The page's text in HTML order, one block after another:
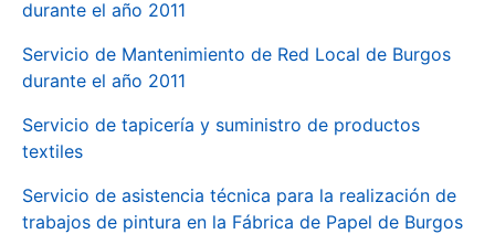
durante el año 2011
Servicio de Mantenimiento de Red Local de Burgos
durante el año 2011
Servicio de tapicería y suministro de productos
textiles
Servicio de asistencia técnica para la realización de
trabajos de pintura en la Fábrica de Papel de Burgos